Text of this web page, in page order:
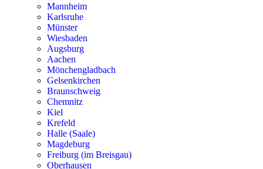
Mannheim
Karlsruhe
Münster
Wiesbaden
Augsburg
Aachen
Mönchengladbach
Gelsenkirchen
Braunschweig
Chemnitz
Kiel
Krefeld
Halle (Saale)
Magdeburg
Freiburg (im Breisgau)
Oberhausen